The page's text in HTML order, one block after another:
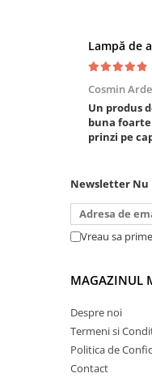
Chei cu clichet
Filtre Pneumatice
Furtune Aer Comprimat
Masini de gaurit si taiat
Polizoare biax
Scule pentru nituit si
Slefuitoare Pneumatice
Diagnoza si masurari
Rulmenti,Bucsi si
Sistem directie
Cosmin
Un produs
buna
prinzi pe
baterie
dar daca o
treaba toata
Newsletter Nu
Vreau sa
MAGAZINUL
Despre noi
Termeni si
Politica de
Contact